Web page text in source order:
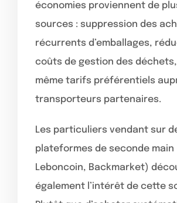
économies proviennent de
sources : suppression des
récurrents d’emballages,
coûts de gestion des
même tarifs préférentiels
transporteurs partenaires.
Les particuliers vendant sur
plateformes de seconde main
Leboncoin, Backmarket)
également l’intérêt de cette